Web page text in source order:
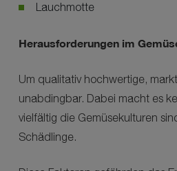
Lauchmotte
Herausforderungen im
Um qualitativ hochwertige,
unabdingbar. Dabei macht es
vielfältig die Gemüsekulturen
Schädlinge.